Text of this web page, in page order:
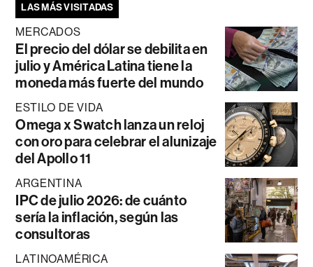
LAS MÁS VISITADAS
MERCADOS
El precio del dólar se debilita en
julio y América Latina tiene la
moneda más fuerte del mundo
ESTILO DE VIDA
Omega x Swatch lanza un reloj
con oro para celebrar el alunizaje
del Apollo 11
ARGENTINA
IPC de julio 2026: de cuánto
sería la inflación, según las
consultoras
LATINOAMÉRICA